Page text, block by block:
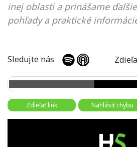
inej oblasti a prinášame
pohľady a praktické
Sledujte nás
Zdieľať link Nahlásiť chybu